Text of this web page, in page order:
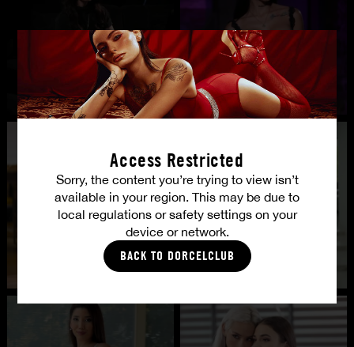
Access Restricted
Sorry, the content you’re trying to view isn’t
available in your region. This may be due to
local regulations or safety settings on your
device or network.
BACK TO DORCELCLUB